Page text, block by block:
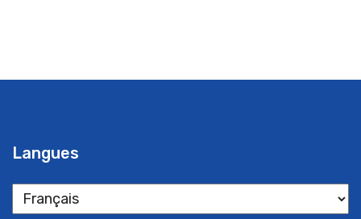
Langues
Langues